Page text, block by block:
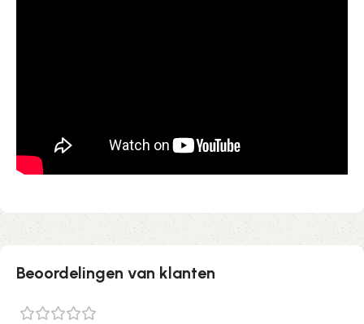
Beoordelingen van klanten